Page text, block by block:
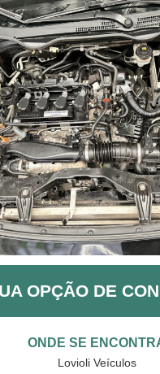
OPÇÃO DE
ONDE SE
Lovioli Veículos